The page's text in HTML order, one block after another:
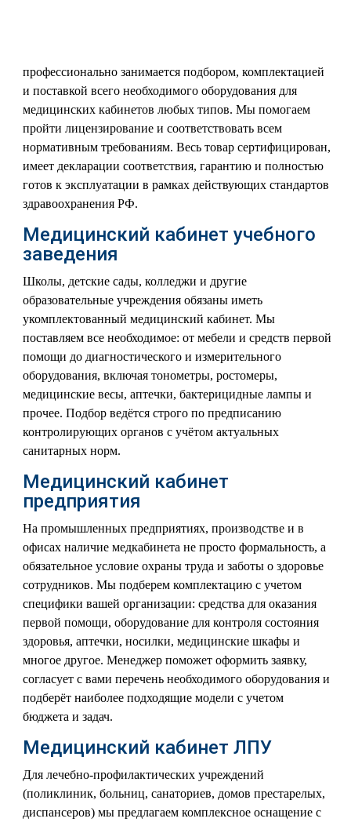
профессионально занимается подбором, комплектацией
и поставкой всего необходимого оборудования для
медицинских кабинетов любых типов. Мы помогаем
пройти лицензирование и соответствовать всем
нормативным требованиям. Весь товар сертифицирован,
имеет декларации соответствия, гарантию и полностью
готов к эксплуатации в рамках действующих стандартов
здравоохранения РФ.
Медицинский кабинет учебного
заведения
Школы, детские сады, колледжи и другие
образовательные учреждения обязаны иметь
укомплектованный медицинский кабинет. Мы
поставляем все необходимое: от мебели и средств первой
помощи до диагностического и измерительного
оборудования, включая тонометры, ростомеры,
медицинские весы, аптечки, бактерицидные лампы и
прочее. Подбор ведётся строго по предписанию
контролирующих органов с учётом актуальных
санитарных норм.
Медицинский кабинет
предприятия
На промышленных предприятиях, производстве и в
офисах наличие медкабинета не просто формальность, а
обязательное условие охраны труда и заботы о здоровье
сотрудников. Мы подберем комплектацию с учетом
специфики вашей организации: средства для оказания
первой помощи, оборудование для контроля состояния
здоровья, аптечки, носилки, медицинские шкафы и
многое другое. Менеджер поможет оформить заявку,
согласует с вами перечень необходимого оборудования и
подберёт наиболее подходящие модели с учетом
бюджета и задач.
Медицинский кабинет ЛПУ
Для лечебно-профилактических учреждений
(поликлиник, больниц, санаториев, домов престарелых,
диспансеров) мы предлагаем комплексное оснащение с